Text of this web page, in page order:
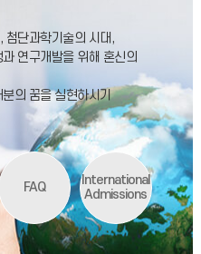
첨단과학기술의 시대,
연구개발을 위해 혼신의
의 꿈을 실현하시기
FAQ
International
Admissions